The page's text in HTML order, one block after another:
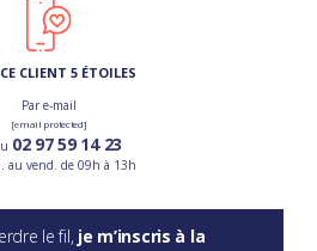
CLIENT 5 ÉTOILES
Par e-mail
[email protected]
02 97 59 14 23
au vend. de 09h à 13h
le fil, je m’inscris à la